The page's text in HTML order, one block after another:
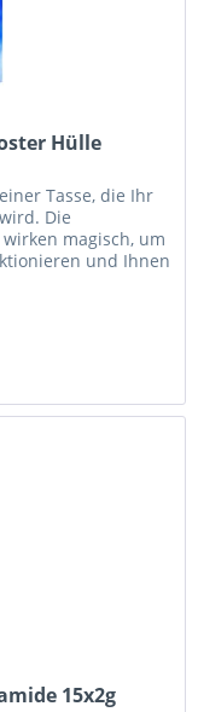
Hülle
Tasse, die Ihr
Die
magisch, um
und Ihnen
15x2g